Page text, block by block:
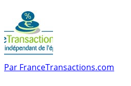
Par FranceTransactions.com